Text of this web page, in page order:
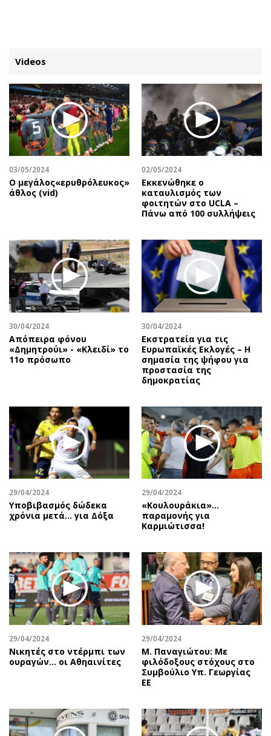
ΚΑΤΗΓΟΡΙΕΣ ΣΥΝΔΕΣΗ
Κύπρος
Παιδεία
Υγεία
Πολιτική
Βουλευτικές 2026
Δημοσκοπήσεις
Διπλωματία
Αθλητισμός
Κύπρος
Διεθνή
Κληρώσεις Allwyn
Real Estate
Επιχειρήσεις
Αγορές
Money Review
AstroBank Properties
Trends
Ενέργεια
Ελλάδα
Κόσμος
Παράξενα
Πολιτισμός
Σινεμά
Θέατρο-Χορός
Μουσική
Χειρόγραφα
Απόψεις
Αρθρογραφία
The Hill
Υγεία
Αγγελίες
Ενοικιάζονται
Ζητούν εργασία
Θέσεις εργασίας
Geek
Νέα
Social
Αυτοκίνηση
Αφιερώματα
Πολιτική
Οικονομία
Γενικά
Αναδρομές
Πρόσωπα
Περιβάλλον
Good Life
Γυναίκα
Showbiz
Συνταγές
Έξοδος
Media
Εκπομπές
Wine routes
Podcasts
Uncut
Προσφορές
Επιστολές
Videos
03/05/2024
O μεγάλος«ερυθρόλευκος»
άθλος (vid)
02/05/2024
Εκκενώθηκε ο
καταυλισμός των
φοιτητών στο UCLA –
Πάνω από 100 συλλήψεις
30/04/2024
Απόπειρα φόνου
«Δημητρούι» - «Κλειδί» το
11ο πρόσωπο
30/04/2024
Εκστρατεία για τις
Eυρωπαϊκές Eκλογές – Η
σημασία της ψήφου για
προστασία της
δημοκρατίας
29/04/2024
Υποβιβασμός δώδεκα
χρόνια μετά... για Δόξα
29/04/2024
«Κουλουράκια»…
παραμονής για
Καρμιώτισσα!
29/04/2024
Νικητές στο ντέρμπι των
ουραγών… οι Αθηαινίτες
29/04/2024
Μ. Παναγιώτου: Με
φιλόδοξους στόχους στο
Συμβούλιο Υπ. Γεωργίας
ΕΕ